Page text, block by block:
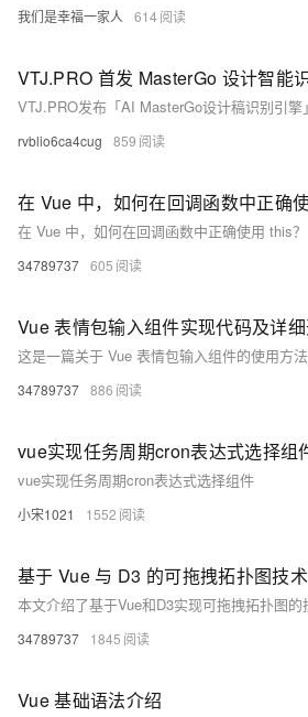
我们是幸福一家人 614
rvblio6ca4cug 859
在 Vue 中，如何在回调函数中正确
在 Vue 中，如何在回调函数中正确使用 this？
34789737 605
Vue 表情包输入组件实现代码及详
34789737 886
vue实现任务周期cron表达式选择组
vue实现任务周期cron表达式选择组件
小宋1021 1552
基于 Vue 与 D3 的可拖拽拓扑图技
34789737 1845
Vue 基础语法介绍